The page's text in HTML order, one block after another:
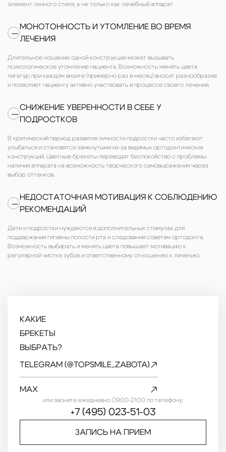
элемент личного стиля, а не только как лечебный аппарат.
—
МОНОТОННОСТЬ И УТОМЛЕНИЕ ВО ВРЕМЯ
ЛЕЧЕНИЯ
Длительное ношение одной конструкции может вызывать
психологическое утомление пациента. Возможность менять цвета
лигатур при каждом визите (примерно раз в месяц) вносит разнообразие
и позволяет пациенту активно участвовать в процессе своего лечения.
—
СНИЖЕНИЕ УВЕРЕННОСТИ В СЕБЕ У
ПОДРОСТКОВ
В критический период развития личности подростки часто избегают
улыбаться и становятся замкнутыми из-за видимых ортодонтических
конструкций. Цветные брекеты переводят беспокойство с проблемы
наличия аппарата на возможность творческого самовыражения через
выбор оттенков.
—
НЕДОСТАТОЧНАЯ МОТИВАЦИЯ К СОБЛЮДЕНИЮ
РЕКОМЕНДАЦИЙ
Дети и подростки нуждаются в дополнительных стимулах для
поддержания гигиены полости рта и следования советам ортодонта.
Возможность выбирать и менять цвета повышает мотивацию к
регулярной чистке зубов и ответственному отношению к лечению.
КАКИЕ
БРЕКЕТЫ
ВЫБРАТЬ?
TELEGRAM (@TOPSMILE_ZABOTA)
MAX
или звоните ежедневно 09:00-21:00 по телефону:
+7 (495) 023-51-03
ЗАПИСЬ НА ПРИЕМ